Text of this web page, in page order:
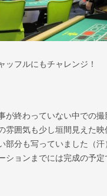
ッフルにもチャレンジ！
が終わっていない中での
雰囲気も少し垣間見えた
部分も写っていました（
ションまでには完成の予